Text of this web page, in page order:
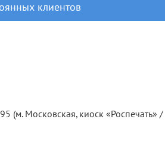
клиентов
(м. Московская, киоск «Роспечать» /